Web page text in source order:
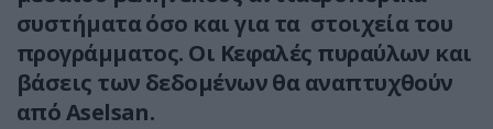
συστήματα όσο και για τα στοιχεία του
προγράμματος. Οι Κεφαλές πυραύλων και
βάσεις των δεδομένων θα αναπτυχθούν
από Aselsan.